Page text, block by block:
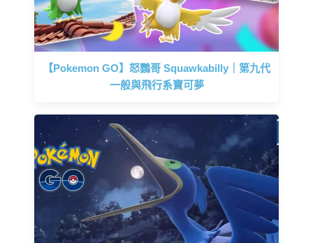
【Pokemon GO】怒鸚哥 Squawkabilly｜第九代
一般與飛行系寶可夢